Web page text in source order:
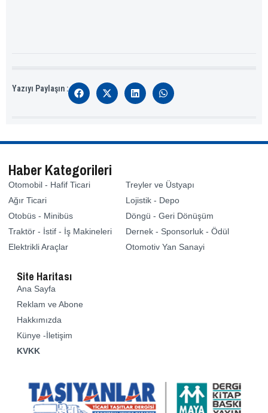
Yazıyı Paylaşın :
Haber Kategorileri
Otomobil - Hafif Ticari
Ağır Ticari
Otobüs - Minibüs
Traktör - İstif - İş Makineleri
Elektrikli Araçlar
Treyler ve Üstyapı
Lojistik - Depo
Döngü - Geri Dönüşüm
Dernek - Sponsorluk - Ödül
Otomotiv Yan Sanayi
Site Haritası
Ana Sayfa
Reklam ve Abone
Hakkımızda
Künye -İletişim
KVKK